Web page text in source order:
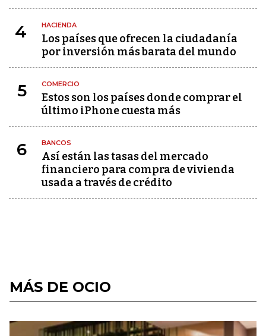
4 HACIENDA
Los países que ofrecen la ciudadanía
por inversión más barata del mundo
5 COMERCIO
Estos son los países donde comprar el
último iPhone cuesta más
6 BANCOS
Así están las tasas del mercado
financiero para compra de vivienda
usada a través de crédito
MÁS DE OCIO